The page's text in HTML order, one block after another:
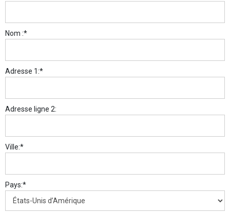
Nom :*
Adresse 1:*
Adresse ligne 2:
Ville:*
Pays:*